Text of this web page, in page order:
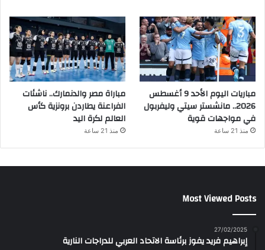
مباريات اليوم الأحد 9 أغسطس
2026.. مانشستر سيتي وليفربول
في مواجهات قوية
منذ 21 ساعة
مباراة مصر والدنمارك.. ناشئات
الفراعنة يطاردن برونزية كأس
العالم لكرة اليد
منذ 21 ساعة
Most Viewed Posts
27/02/2025
إبراهيم فريد يفوز برئاسة الاتحاد العربي للدراجات النارية